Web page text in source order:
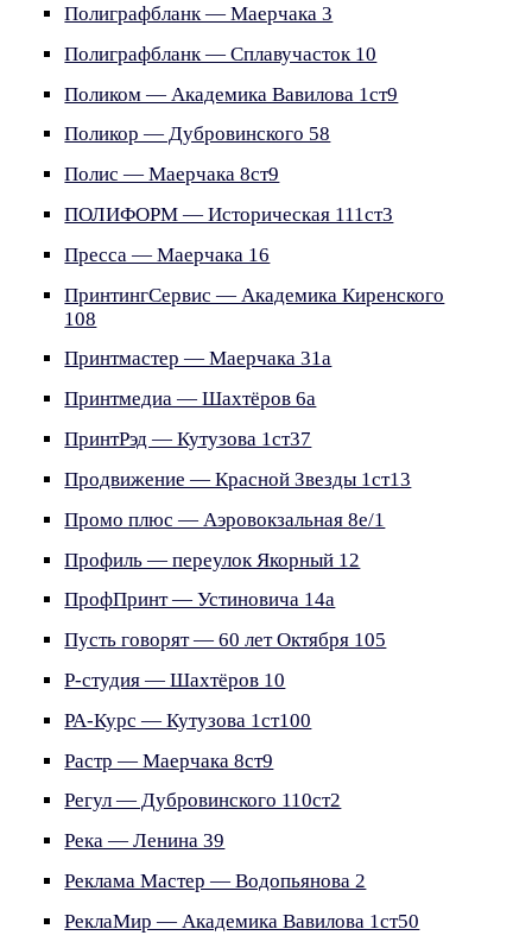
Полиграфбланк — Маерчака 3
Полиграфбланк — Сплавучасток 10
Поликом — Академика Вавилова 1ст9
Поликор — Дубровинского 58
Полис — Маерчака 8ст9
ПОЛИФОРМ — Историческая 111ст3
Пресса — Маерчака 16
ПринтингСервис — Академика Киренского
108
Принтмастер — Маерчака 31а
Принтмедиа — Шахтёров 6а
ПринтРэд — Кутузова 1ст37
Продвижение — Красной Звезды 1ст13
Промо плюс — Аэровокзальная 8е/1
Профиль — переулок Якорный 12
ПрофПринт — Устиновича 14а
Пусть говорят — 60 лет Октября 105
Р-студия — Шахтёров 10
РА-Курс — Кутузова 1ст100
Растр — Маерчака 8ст9
Регул — Дубровинского 110ст2
Река — Ленина 39
Реклама Мастер — Водопьянова 2
РеклаМир — Академика Вавилова 1ст50